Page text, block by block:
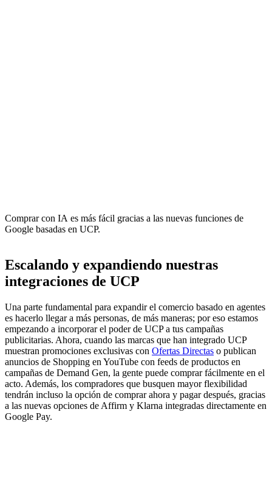
Comprar con IA es más fácil gracias a las nuevas funciones de
Google basadas en UCP.
Escalando y expandiendo nuestras
integraciones de UCP
Una parte fundamental para expandir el comercio basado en agentes
es hacerlo llegar a más personas, de más maneras; por eso estamos
empezando a incorporar el poder de UCP a tus campañas
publicitarias. Ahora, cuando las marcas que han integrado UCP
muestran promociones exclusivas con Ofertas Directas o publican
anuncios de Shopping en YouTube con feeds de productos en
campañas de Demand Gen, la gente puede comprar fácilmente en el
acto. Además, los compradores que busquen mayor flexibilidad
tendrán incluso la opción de comprar ahora y pagar después, gracias
a las nuevas opciones de Affirm y Klarna integradas directamente en
Google Pay.